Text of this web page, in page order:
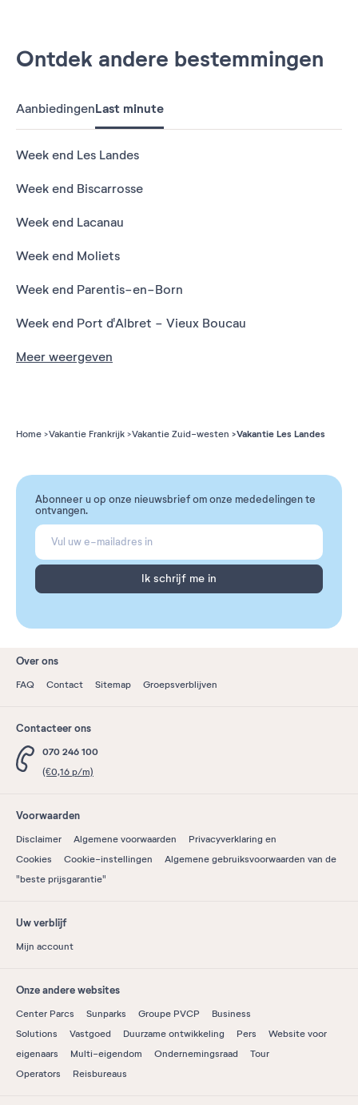
Ontdek andere bestemmingen
AanbiedingenLast minute
Week end Les Landes
Week end Biscarrosse
Week end Lacanau
Week end Moliets
Week end Parentis-en-Born
Week end Port d'Albret - Vieux Boucau
Meer weergeven
Home Vakantie Frankrijk Vakantie Zuid-westen Vakantie Les Landes
Abonneer u op onze nieuwsbrief om onze mededelingen te
ontvangen.
Ik schrijf me in
Over ons
FAQ Contact Sitemap Groepsverblijven
Contacteer ons
070 246 100
(€0,16 p/m)
Voorwaarden
Disclaimer Algemene voorwaarden
Privacyverklaring en
Cookies
Cookie-instellingen
Algemene gebruiksvoorwaarden van de
"beste prijsgarantie"
Uw verblijf
Mijn account
Onze andere websites
Center Parcs Sunparks Groupe PVCP
Business
Solutions
Vastgoed Duurzame ontwikkeling Pers
Website voor
eigenaars
Multi-eigendom Ondernemingsraad
Tour
Operators
Reisbureaus